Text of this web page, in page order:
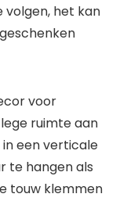
het kan
voor
ruimte aan
in een verticale
te hangen als
touw klemmen